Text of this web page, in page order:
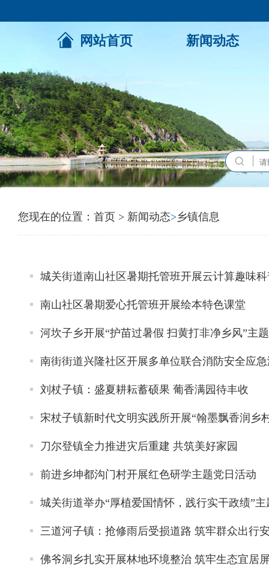
网站首页 新闻动态
您现在的位置： 首页 > 新闻动态>乡镇信息
城关街道南山社区暑期托管班开展云计算趣味
南山社区暑期爱心托管班开展绘本特色课堂
河坎子乡开展“护苗过暑假 扫黄打非净乡风”主
南街街道兴隆社区开展多单位联合消防安全应
刘杖子镇：盛夏耕耘蓄硕果 葡香满园待丰收
宋杖子镇新时代文明实践所开展“翰墨飘香润乡
刀尔登镇全力推进灾后重建 共筑美好家园
前进乡坤都沟门村开展红色研学主题党日活动
城关街道举办“厚植爱国情怀，践行实干政绩”
三道河子镇：抢修雨后受损道路 筑牢群众出行
佛爷洞乡扎实开展林地环境整治 筑牢生态宜居